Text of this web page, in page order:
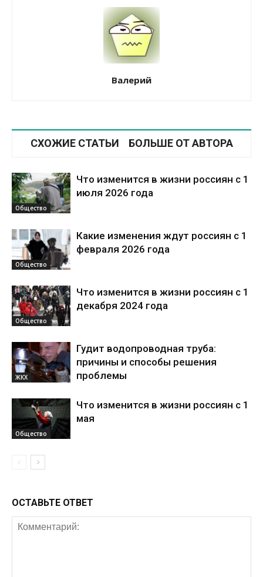
Валерий
СХОЖИЕ СТАТЬИ БОЛЬШЕ ОТ АВТОРА
Общество
Что изменится в жизни россиян с 1
июля 2026 года
Общество
Какие изменения ждут россиян с 1
февраля 2026 года
Общество
Что изменится в жизни россиян с 1
декабря 2024 года
ЖКХ
Гудит водопроводная труба:
причины и способы решения
проблемы
Общество
Что изменится в жизни россиян с 1
мая
ОСТАВЬТЕ ОТВЕТ